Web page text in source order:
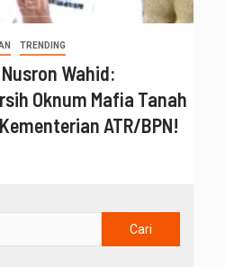
TRENDING
Wahid:
Oknum Mafia Tanah
ATR/BPN!